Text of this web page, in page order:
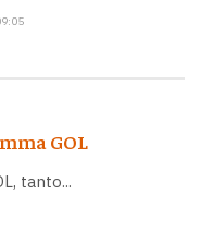
GOL
tanto...